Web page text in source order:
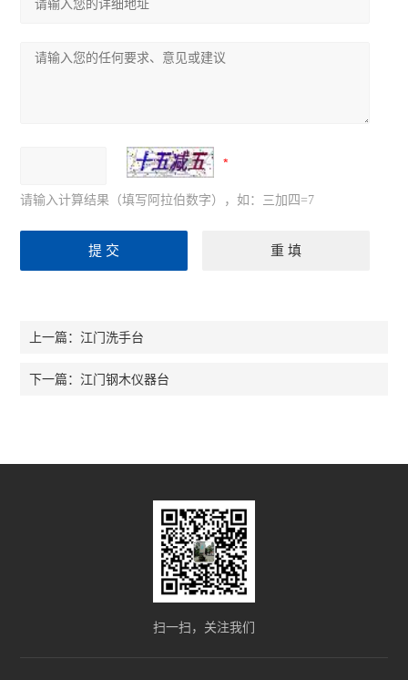
请输入计算结果（填写阿拉伯数字），如：三加四=7
上一篇：江门洗手台
下一篇：江门钢木仪器台
扫一扫，关注我们